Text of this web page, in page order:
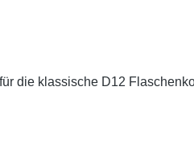
die klassische D12